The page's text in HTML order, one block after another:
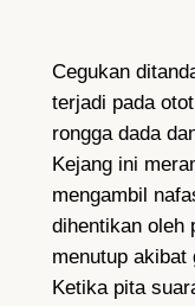
Cegukan
terjadi pada
rongga dada
Kejang ini
mengambil
dihentikan oleh
menutup
Ketika pita